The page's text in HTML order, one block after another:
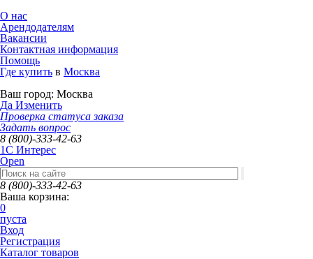
О нас
Арендодателям
Вакансии
Контактная информация
Помощь
Где купить в Москва
Ваш город: Москва
Да Изменить
Проверка статуса заказа
Задать вопрос
8 (800)-333-42-63
1C Интерес
Open
8 (800)-333-42-63
Ваша корзина:
0
пуста
Вход
Регистрация
Каталог товаров